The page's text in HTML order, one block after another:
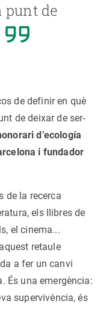
punt de
de definir en què
de deixar de ser-
d’ecología
i fundador
de la recerca
els llibres de
el cinema...
retaule
a fer un canvi
És una emergència:
supervivència, és